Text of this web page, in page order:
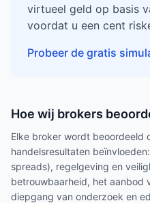
virtueel geld op basis
voordat u een cent
Probeer de gratis
Hoe wij brokers
Elke broker wordt beoordeeld
handelsresultaten
spreads), regelgeving en
betrouwbaarheid, het aanbod
diepgang van onderzoek en